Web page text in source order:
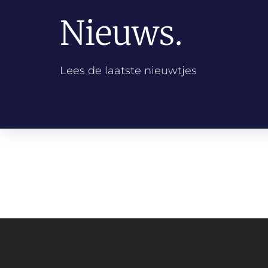
Nieuws.
Lees de laatste nieuwtjes